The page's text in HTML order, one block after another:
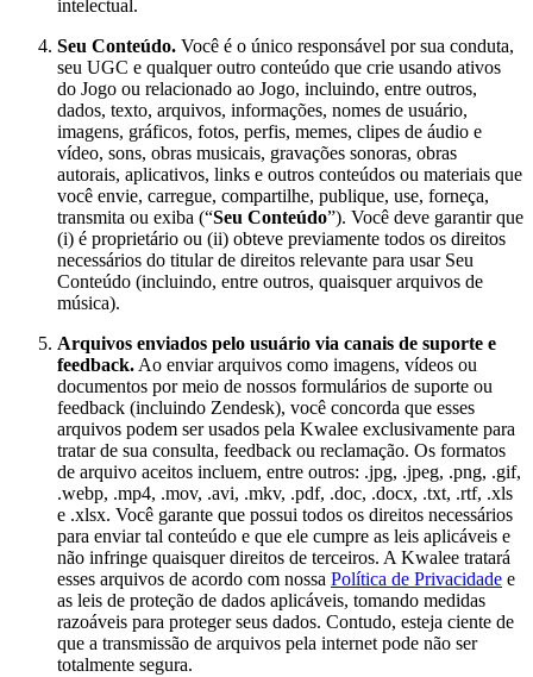
intelectual.
Seu Conteúdo. Você é o único responsável por sua conduta,
seu UGC e qualquer outro conteúdo que crie usando ativos
do Jogo ou relacionado ao Jogo, incluindo, entre outros,
dados, texto, arquivos, informações, nomes de usuário,
imagens, gráficos, fotos, perfis, memes, clipes de áudio e
vídeo, sons, obras musicais, gravações sonoras, obras
autorais, aplicativos, links e outros conteúdos ou materiais que
você envie, carregue, compartilhe, publique, use, forneça,
transmita ou exiba (“Seu Conteúdo”). Você deve garantir que
(i) é proprietário ou (ii) obteve previamente todos os direitos
necessários do titular de direitos relevante para usar Seu
Conteúdo (incluindo, entre outros, quaisquer arquivos de
música).
Arquivos enviados pelo usuário via canais de suporte e
feedback.Ao enviar arquivos como imagens, vídeos ou
documentos por meio de nossos formulários de suporte ou
feedback (incluindo Zendesk), você concorda que esses
arquivos podem ser usados pela Kwalee exclusivamente para
tratar de sua consulta, feedback ou reclamação. Os formatos
de arquivo aceitos incluem, entre outros: .jpg, .jpeg, .png, .gif,
.webp, .mp4, .mov, .avi, .mkv, .pdf, .doc, .docx, .txt, .rtf, .xls
e .xlsx. Você garante que possui todos os direitos necessários
para enviar tal conteúdo e que ele cumpre as leis aplicáveis e
não infringe quaisquer direitos de terceiros. A Kwalee tratará
esses arquivos de acordo com nossa Política de Privacidade e
as leis de proteção de dados aplicáveis, tomando medidas
razoáveis para proteger seus dados. Contudo, esteja ciente de
que a transmissão de arquivos pela internet pode não ser
totalmente segura.